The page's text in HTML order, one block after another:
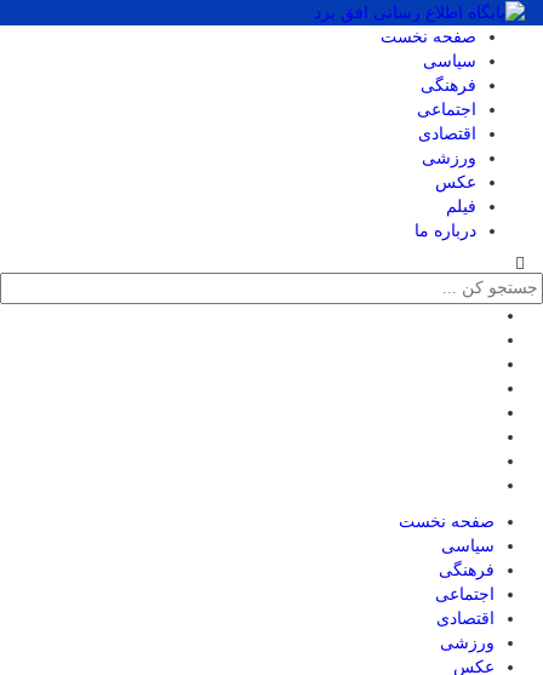
صفحه نخست
سیاسی
فرهنگی
اجتماعی
اقتصادی
ورزشی
عکس
فیلم
درباره ما
صفحه نخست
سیاسی
فرهنگی
اجتماعی
اقتصادی
ورزشی
عکس